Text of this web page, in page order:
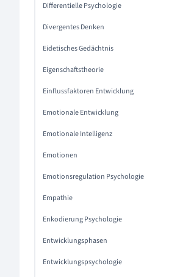
Differentielle Psychologie
Divergentes Denken
Eidetisches Gedächtnis
Eigenschaftstheorie
Einflussfaktoren Entwicklung
Emotionale Entwicklung
Emotionale Intelligenz
Emotionen
Emotionsregulation Psychologie
Empathie
Enkodierung Psychologie
Entwicklungsphasen
Entwicklungspsychologie